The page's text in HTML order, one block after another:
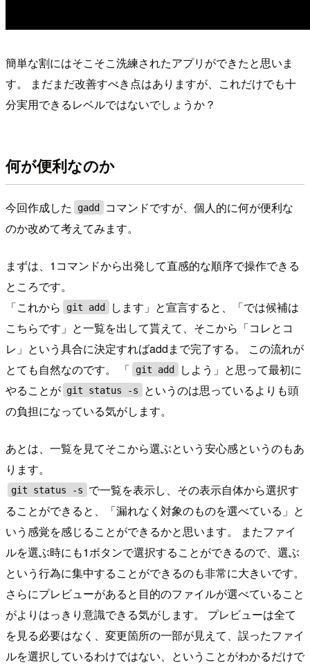
簡単な割にはそこそこ洗練されたアプリができたと思いま
す。 まだまだ改善すべき点はありますが、これだけでも十
分実用できるレベルではないでしょうか？
何が便利なのか
今回作成した gadd
コマンドですが、個人的に何が便利な
のか改めて考えてみます。
まずは、1コマンドから出発して直感的な順序で操作できる
ところです。
「これから
git add
します」と宣言すると、「では候補は
こちらです」と一覧を出して貰えて、そこから「コレとコ
レ」という具合に決定すればaddまで完了する。 この流れが
とても自然なのです。 「
git add
しよう」と思って最初に
やることが git status -s
というのは思っているよりも頭
の負担になっている気がします。
あとは、一覧を見てそこから選ぶという安心感というのもあ
ります。
git status -s
で一覧を表示し、その表示自体から選択す
ることができると、「漏れなく対象のものを選べている」と
いう感覚を感じることができるかと思います。 またファイ
ルを選ぶ時にも1ボタンで選択することができるので、選ぶ
という行為に集中することができるのも非常に大きいです。
さらにプレビューがあると目的のファイルが選べていること
がよりはっきり意識できる気がします。 プレビューは全て
を見る必要はなく、変更箇所の一部が見えて、誤ったファイ
ルを選択しているわけではない、ということがわかるだけで